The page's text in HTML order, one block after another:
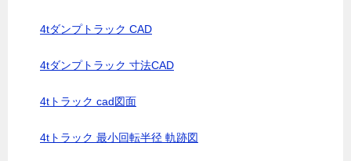
4tダンプトラック CAD
4tダンプトラック 寸法CAD
4tトラック cad図面
4tトラック 最小回転半径 軌跡図